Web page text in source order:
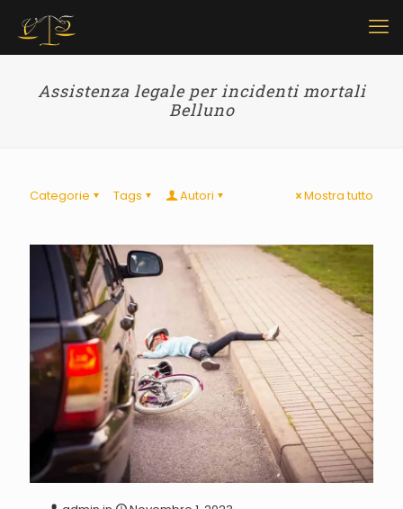
Assistenza legale per incidenti mortali
Belluno
Categorie Tags Autori Mostra tutto